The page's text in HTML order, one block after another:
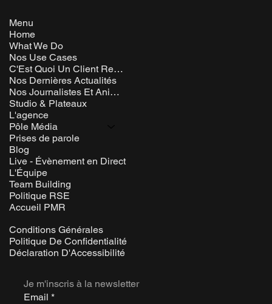
Menu
Home
What We Do
Nos Use Cases
C'Est Quoi Un Client Rem ?
Nos Dernières Actualités
Nos Journalistes Et Animateurs
Studio & Plateaux
L'agence
Pôle Média
Prises de parole
Blog
Live - Évènement en Direct
L'Équipe
Team Building
Politique RSE
Accueil PMR
Conditions Générales
Politique De Confidentialité
Déclaration D'Accessibilité
Je m'inscris à la newsletter
Email *